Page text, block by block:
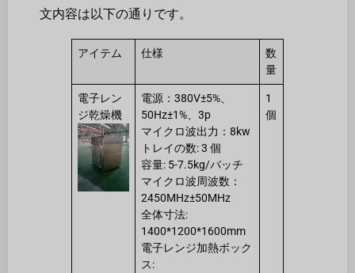
文内容は以下の通りです。
アイテム 仕様
数
量
電子レン
ジ乾燥機
電源：380V±5%、
50Hz±1%、3p
マイクロ波出力：8kw
トレイの数: 3 個
容量: 5-7.5kg/バッチ
マイクロ波周波数：
2450MHz±50MHz
全体寸法:
1400*1200*1600mm
電子レンジ加熱ボック
ス:
1
個